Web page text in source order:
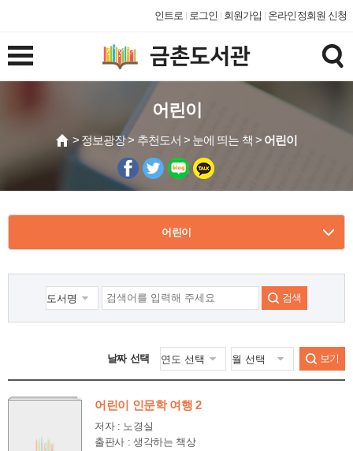
인트로 로그인 회원가입 온라인정회원 신청
어린이
> 정보광장 > 추천도서 > 눈에 띄는 책 > 어린이
어린이
검색
날짜 선택 보기
어린이 인문학 여행 2
저자 : 노경실
출판사 : 생각하는 책상